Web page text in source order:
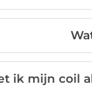
ik mijn coil